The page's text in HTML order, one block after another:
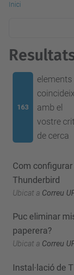
Inici
163
elements
amb el
vostre
de cerca
Com
Thunderbird
Ubicat a Correu
Puc eliminar
paperera?
Ubicat a Correu
Instal·lació de